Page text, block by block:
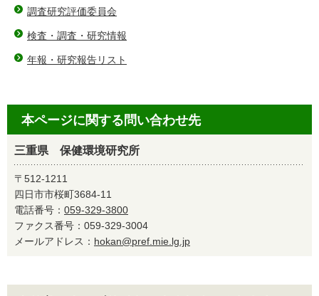
調査研究評価委員会
検査・調査・研究情報
年報・研究報告リスト
本ページに関する問い合わせ先
三重県 保健環境研究所
〒512-1211
四日市市桜町3684-11
電話番号： 059-329-3800
ファクス番号：059-329-3004
メールアドレス： hokan@pref.mie.lg.jp